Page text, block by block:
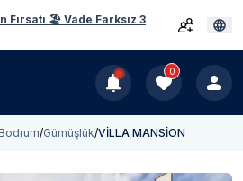
Fırsatı 🏖️ Vade Farksız 3
0
Bodrum/Gümüşlük/VİLLA MANSİON